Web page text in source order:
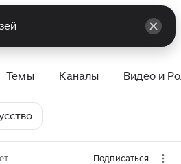
Темы Каналы Видео и
Подписаться